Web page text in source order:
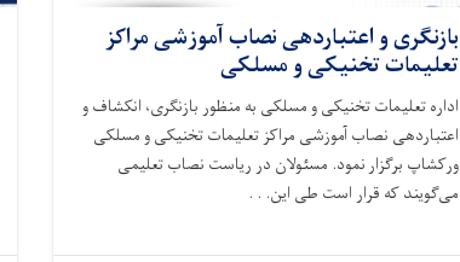
بازنگری و اعتباردهی نصاب آموزشی مراکز
تعلیمات تخنیکی و مسلکی
اداره تعلیمات تخنیکی و مسلکی به منظور بازنگری، انکشاف و
اعتباردهی نصاب آموزشی مراکز تعلیمات تخنیکی و مسلکی
ورکشاپ برگزار نمود. مسئولان در ریاست نصاب تعلیمی
می‌گویند که قرار است طی این. . .